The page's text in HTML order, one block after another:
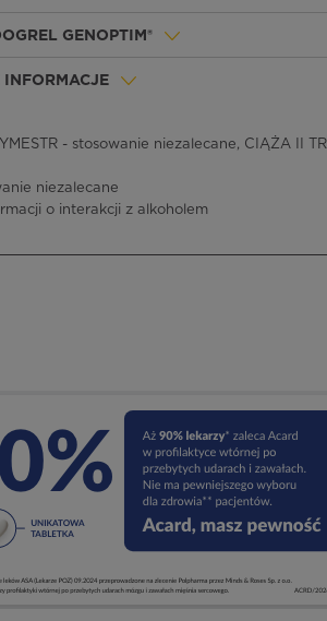
GENOPTIM®
- stosowanie niezalecane, CIĄŻA II
niezalecane
o interakcji z alkoholem